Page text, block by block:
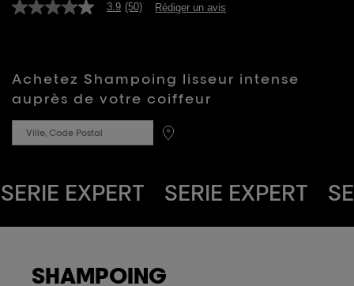
3.9
de
la
note
Read
la
même
3.9 (50) Rédiger un avis
Achetez Shampoing lisseur intense
auprès de votre coiffeur
SERIE EXPERT SERIE EXPERT
SE
SHAMPOING